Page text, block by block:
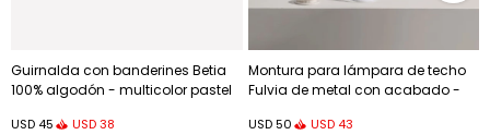
Guirnalda con banderines Betia
100% algodón - multicolor pastel
USD 45 USD38
Montura para lámpara de techo
Fulvia de metal con acabado -
USD 50 USD 43